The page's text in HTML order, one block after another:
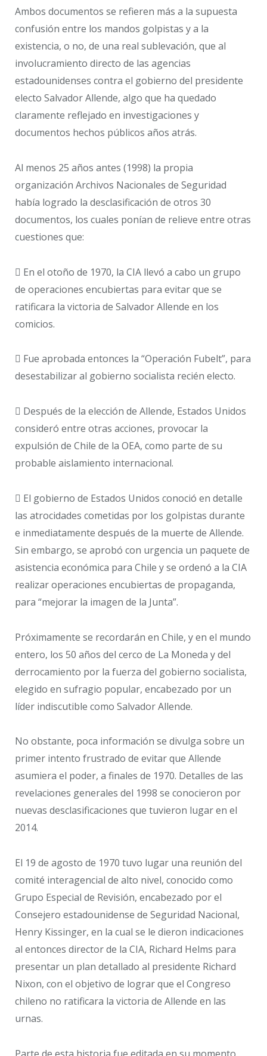
Ambos documentos se refieren más a la supuesta
confusión entre los mandos golpistas y a la
existencia, o no, de una real sublevación, que al
involucramiento directo de las agencias
estadounidenses contra el gobierno del presidente
electo Salvador Allende, algo que ha quedado
claramente reflejado en investigaciones y
documentos hechos públicos años atrás.
Al menos 25 años antes (1998) la propia
organización Archivos Nacionales de Seguridad
había logrado la desclasificación de otros 30
documentos, los cuales ponían de relieve entre otras
cuestiones que:
 En el otoño de 1970, la CIA llevó a cabo un grupo
de operaciones encubiertas para evitar que se
ratificara la victoria de Salvador Allende en los
comicios.
 Fue aprobada entonces la “Operación Fubelt”, para
desestabilizar al gobierno socialista recién electo.
 Después de la elección de Allende, Estados Unidos
consideró entre otras acciones, provocar la
expulsión de Chile de la OEA, como parte de su
probable aislamiento internacional.
 El gobierno de Estados Unidos conoció en detalle
las atrocidades cometidas por los golpistas durante
e inmediatamente después de la muerte de Allende.
Sin embargo, se aprobó con urgencia un paquete de
asistencia económica para Chile y se ordenó a la CIA
realizar operaciones encubiertas de propaganda,
para “mejorar la imagen de la Junta”.
Próximamente se recordarán en Chile, y en el mundo
entero, los 50 años del cerco de La Moneda y del
derrocamiento por la fuerza del gobierno socialista,
elegido en sufragio popular, encabezado por un
líder indiscutible como Salvador Allende.
No obstante, poca información se divulga sobre un
primer intento frustrado de evitar que Allende
asumiera el poder, a finales de 1970. Detalles de las
revelaciones generales del 1998 se conocieron por
nuevas desclasificaciones que tuvieron lugar en el
2014.
El 19 de agosto de 1970 tuvo lugar una reunión del
comité interagencial de alto nivel, conocido como
Grupo Especial de Revisión, encabezado por el
Consejero estadounidense de Seguridad Nacional,
Henry Kissinger, en la cual se le dieron indicaciones
al entonces director de la CIA, Richard Helms para
presentar un plan detallado al presidente Richard
Nixon, con el objetivo de lograr que el Congreso
chileno no ratificara la victoria de Allende en las
urnas.